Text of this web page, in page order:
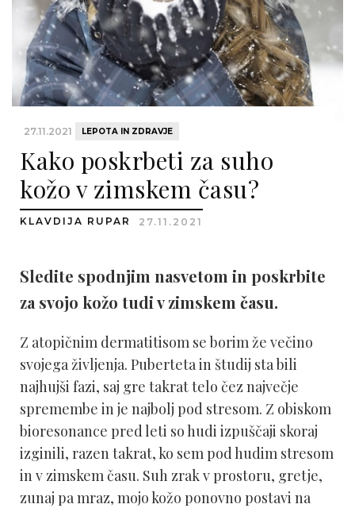
27.11.2021 LEPOTA IN ZDRAVJE
Kako poskrbeti za suho
kožo v zimskem času?
KLAVDIJA RUPAR 27.11.2021
Sledite spodnjim nasvetom in poskrbite
za svojo kožo tudi v zimskem času.
Z atopičnim dermatitisom se borim že večino
svojega življenja. Puberteta in študij sta bili
najhujši fazi, saj gre takrat telo čez največje
spremembe in je najbolj pod stresom. Z obiskom
bioresonance pred leti so hudi izpuščaji skoraj
izginili, razen takrat, ko sem pod hudim stresom
in v zimskem času. Suh zrak v prostoru, gretje,
zunaj pa mraz, mojo kožo ponovno postavi na